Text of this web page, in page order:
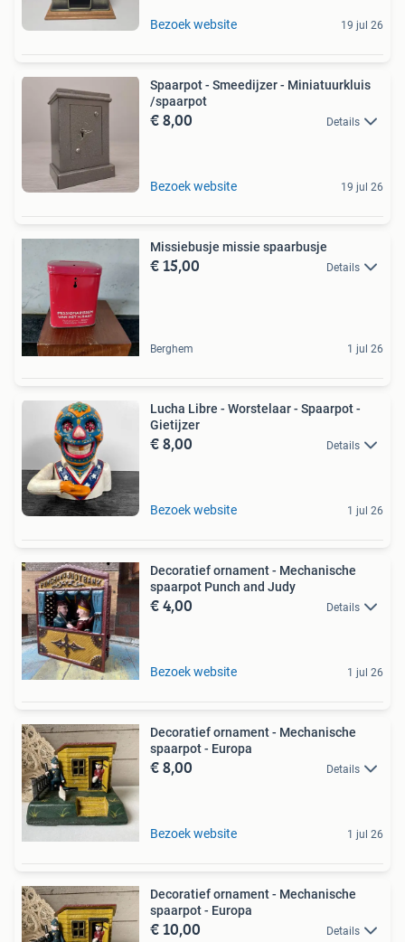
Bezoek website 19 jul 26
Spaarpot - Smeedijzer - Miniatuurkluis
/spaarpot
€ 8,00 Details
Bezoek website 19 jul 26
Missiebusje missie spaarbusje
€ 15,00 Details
Berghem 1 jul 26
Lucha Libre - Worstelaar - Spaarpot -
Gietijzer
€ 8,00 Details
Bezoek website 1 jul 26
Decoratief ornament - Mechanische
spaarpot Punch and Judy
€ 4,00 Details
Bezoek website 1 jul 26
Decoratief ornament - Mechanische
spaarpot - Europa
€ 8,00 Details
Bezoek website 1 jul 26
Decoratief ornament - Mechanische
spaarpot - Europa
€ 10,00 Details